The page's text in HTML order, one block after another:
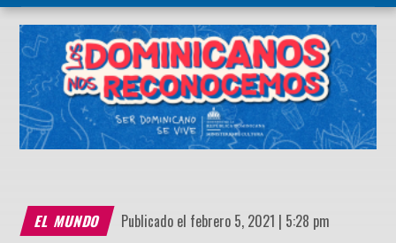
NACIONALES INTERNACIONALESECONÓMICASDEPORTES ENTRETENIMIENTO
EL MUNDO Publicado el febrero 5, 2021 | 5:28 pm